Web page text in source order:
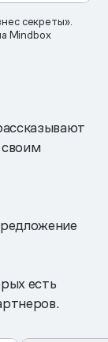
секреты».
Mindbox
есть